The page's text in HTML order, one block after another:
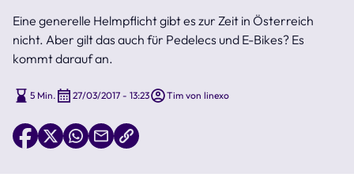
Eine generelle Helmpflicht gibt es zur Zeit in Österreich
nicht. Aber gilt das auch für Pedelecs und E-Bikes? Es
kommt darauf an.
5 Min. 27/03/2017 - 13:23 Tim von linexo